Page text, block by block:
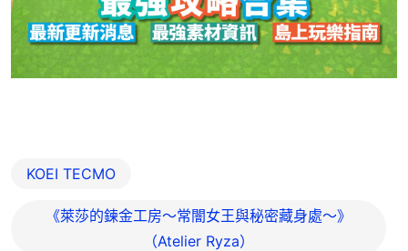
KOEI TECMO
《萊莎的鍊金工房～常闇女王與秘密藏身處～》
（Atelier Ryza）